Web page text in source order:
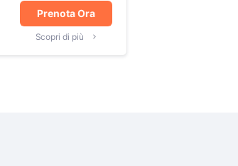
Prenota Ora
Scopri di più